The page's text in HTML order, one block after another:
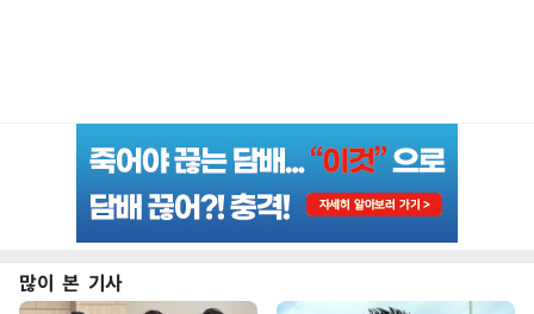
많이 본 기사